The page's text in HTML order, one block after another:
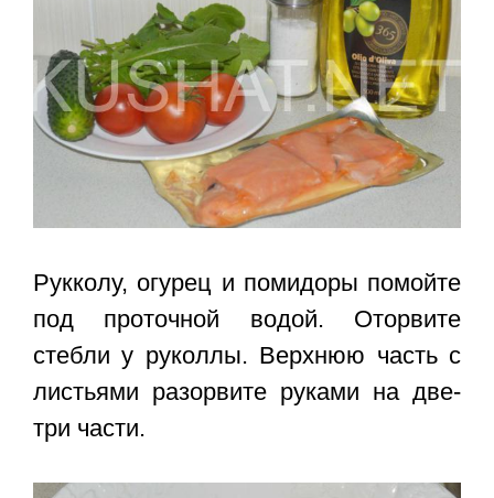
Рукколу, огурец и помидоры помойте
под проточной водой. Оторвите
стебли у руколлы. Верхнюю часть с
листьями разорвите руками на две-
три части.